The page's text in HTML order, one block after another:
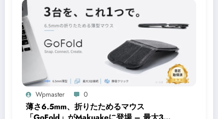
Wpmaster 0
薄さ6.5mm、折りたためるマウス